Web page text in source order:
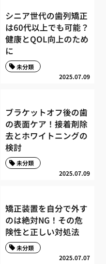
シニア世代の歯列矯正
は60代以上でも可能？
健康とQOL向上のため
に
2025.07.09
未分類
ブラケットオフ後の歯
の表面ケア！接着剤除
去とホワイトニングの
検討
2025.07.09
未分類
矯正装置を自分で外す
のは絶対NG！その危
険性と正しい対処法
2025.07.07
未分類